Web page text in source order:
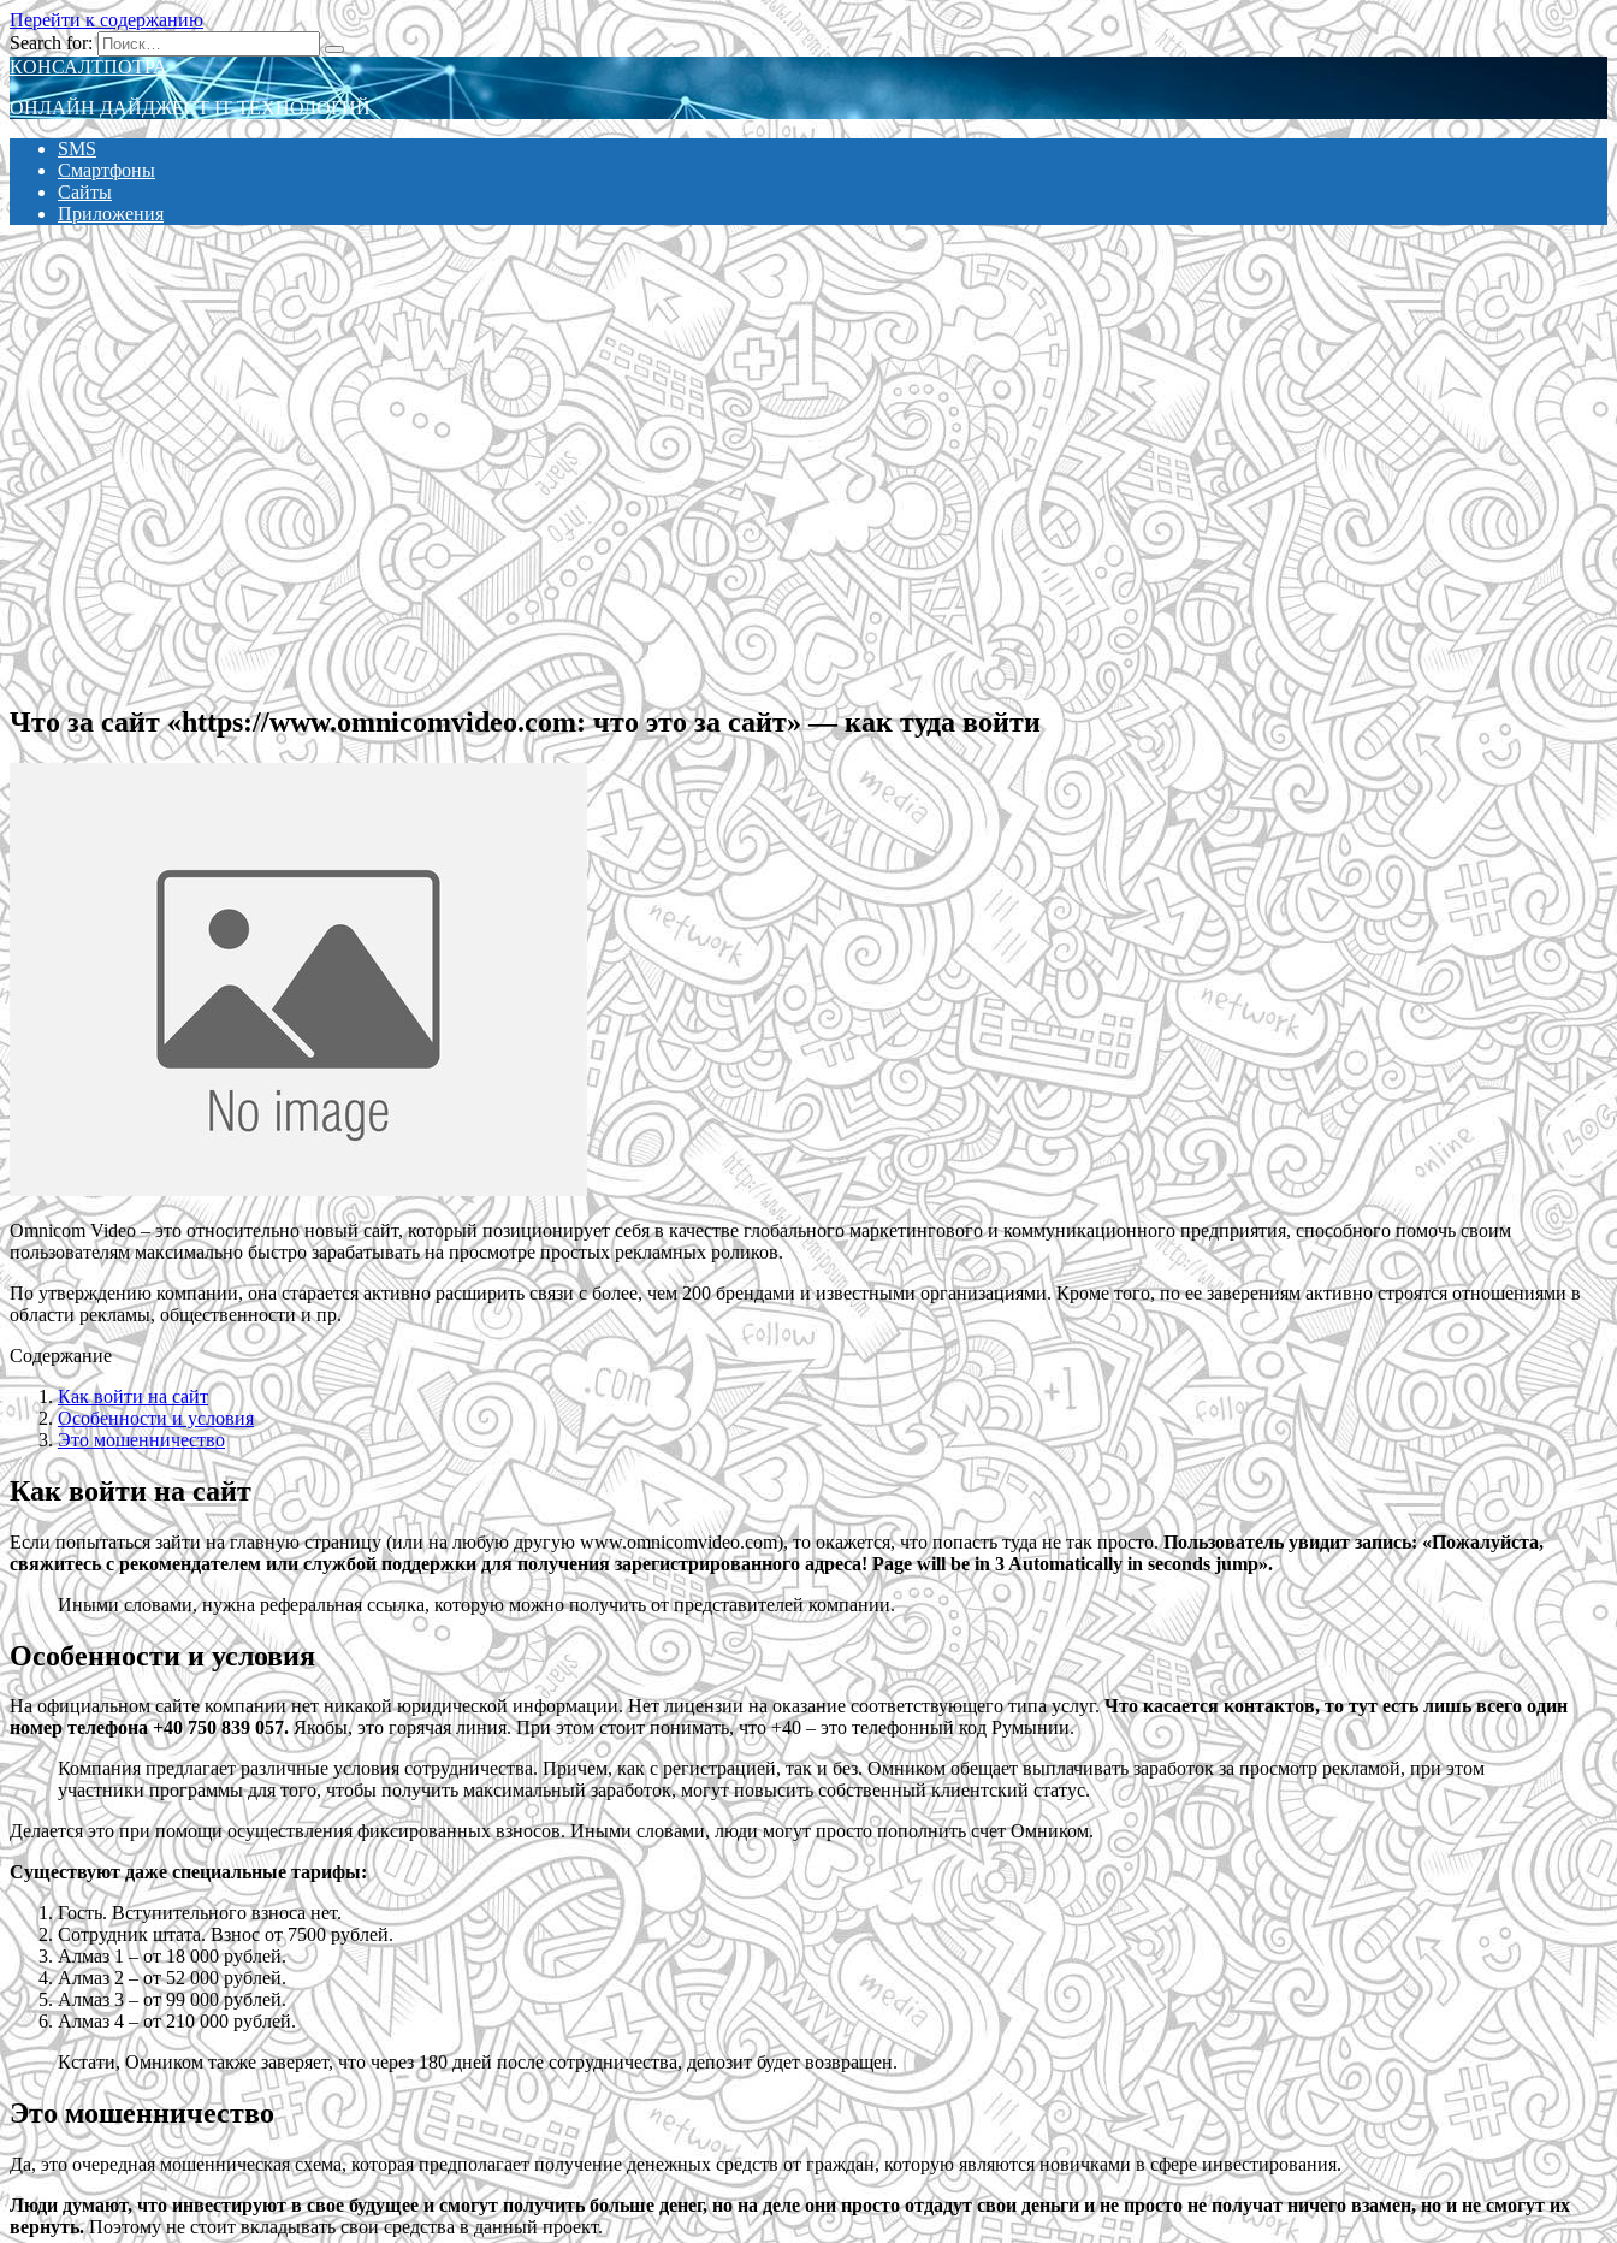
Перейти к содержанию
Search for:
КОНСАЛТПОТРА
ОНЛАЙН ДАЙДЖЕСТ IT-ТЕХНОЛОГИЙ
SMS
Смартфоны
Сайты
Приложения
Что за сайт «https://www.omnicomvideo.com: что это за сайт» — как туда войти
Omnicom Video – это относительно новый сайт, который позиционирует себя в качестве глобального маркетингового и коммуникационного предприятия, способного помочь своим
пользователям максимально быстро зарабатывать на просмотре простых рекламных роликов.
По утверждению компании, она старается активно расширить связи с более, чем 200 брендами и известными организациями. Кроме того, по ее заверениям активно строятся отношениями в
области рекламы, общественности и пр.
Содержание
Как войти на сайт
Особенности и условия
Это мошенничество
Как войти на сайт
Если попытаться зайти на главную страницу (или на любую другую www.omnicomvideo.com), то окажется, что попасть туда не так просто.Пользователь увидит запись: «Пожалуйста,
свяжитесь с рекомендателем или службой поддержки для получения зарегистрированного адреса! Page will be in 3 Automatically in seconds jump».
Иными словами, нужна реферальная ссылка, которую можно получить от представителей компании.
Особенности и условия
На официальном сайте компании нет никакой юридической информации. Нет лицензии на оказание соответствующего типа услуг.Что касается контактов, то тут есть лишь всего один
номер телефона +40 750 839 057.Якобы, это горячая линия. При этом стоит понимать, что +40 – это телефонный код Румынии.
Компания предлагает различные условия сотрудничества. Причем, как с регистрацией, так и без. Омником обещает выплачивать заработок за просмотр рекламой, при этом
участники программы для того, чтобы получить максимальный заработок, могут повысить собственный клиентский статус.
Делается это при помощи осуществления фиксированных взносов. Иными словами, люди могут просто пополнить счет Омником.
Существуют даже специальные тарифы:
Гость. Вступительного взноса нет.
Сотрудник штата. Взнос от 7500 рублей.
Алмаз 1 – от 18 000 рублей.
Алмаз 2 – от 52 000 рублей.
Алмаз 3 – от 99 000 рублей.
Алмаз 4 – от 210 000 рублей.
Кстати, Омником также заверяет, что через 180 дней после сотрудничества, депозит будет возвращен.
Это мошенничество
Да, это очередная мошенническая схема, которая предполагает получение денежных средств от граждан, которую являются новичками в сфере инвестирования.
Люди думают, что инвестируют в свое будущее и смогут получить больше денег, но на деле они просто отдадут свои деньги и не просто не получат ничего взамен, но и не смогут их
вернуть.Поэтому не стоит вкладывать свои средства в данный проект.